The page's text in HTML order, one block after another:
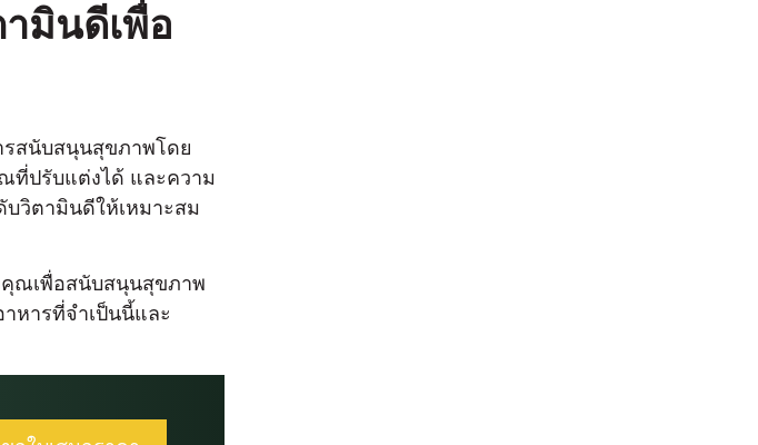
มินดีเพื่อ
รสนับสนุนสุขภาพโดย
ที่ปรับแต่งได้ และความ
บวิตามินดีให้เหมาะสม
คุณเพื่อสนับสนุนสุขภาพ
หารที่จําเป็นนี้และ